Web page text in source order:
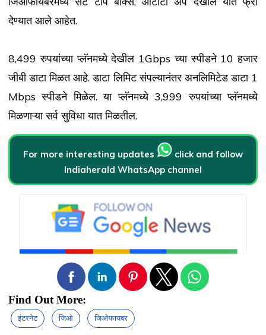
देण्यात आले आहेत.
8,499 रुपयांच्या प्लॅनमध्ये देखील 1Gbps च्या स्पीडने 10 हजार
जीबी डाटा मिळत आहे. डाटा लिमिट संपल्यानंतर अनलिमिटेड डाटा 1
Mbps स्पीडने मिळेल. या प्लॅनमध्ये 3,999 रुपयांच्या प्लॅनमध्ये
मिळणाऱ्या सर्व सुविधा यात मिळतील.
For more interesting updates
click and follow
Indiaherald WhatsApp channel
Find Out More:
इंटरनेट जिओ जिओफायबर